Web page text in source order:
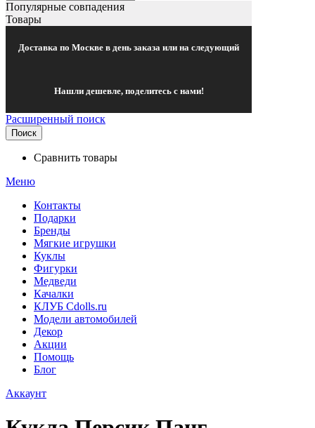
Популярные совпадения
Товары
Доставка по Москве в день заказа или на следующий
Нашли дешевле, поделитесь с нами!
Расширенный поиск
Поиск
Сравнить товары
Меню
Контакты
Подарки
Бренды
Мягкие игрушки
Куклы
Фигурки
Медведи
Качалки
КЛУБ Cdolls.ru
Модели автомобилей
Декор
Акции
Помощь
Блог
Аккаунт